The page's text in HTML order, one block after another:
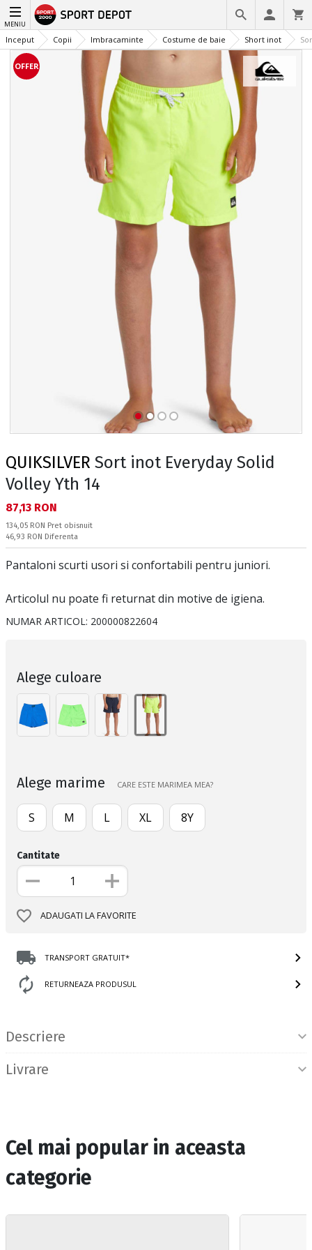
MENIU
Inceput Copii Imbracaminte Costume de baie Short inot
OFFER
QUIKSILVER Sort inot Everyday Solid
Volley Yth 14
Текуща цена:
87,13 RON
Pret obisnuit:
134,05 RON Pret obisnuit
Спестявате:
46,93 RON Diferenta
Pantaloni scurti usori si confortabili pentru juniori.
Articolul nu poate fi returnat din motive de igiena.
NUMAR ARTICOL: 200000822604
Alege culoare
Alege marime CARE ESTE MARIMEA MEA?
S M L XL 8Y
Cantitate
ADAUGATI LA FAVORITE
TRANSPORT GRATUIT*
RETURNEAZA PRODUSUL
Descriere
Livrare
Cel mai popular in aceasta
categorie